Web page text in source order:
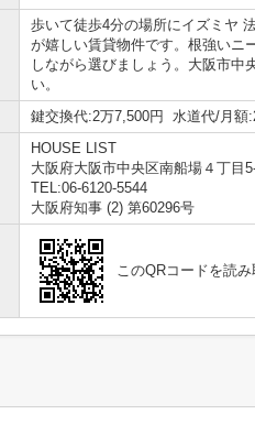
歩いて徒歩4分の場所にイズミヤ
が嬉しい賃貸物件です。根強いニ
しながら選びましょう。大阪市中
い。
鍵交換代:2万7,500円 水道代/月額
HOUSE LIST
大阪府大阪市中央区南船場４丁目
TEL:06-6120-5544
大阪府知事 (2) 第60296号
このQRコードを読